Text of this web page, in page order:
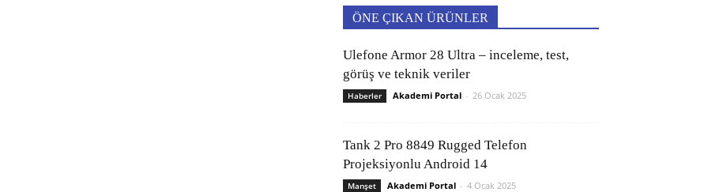
ÖNE ÇIKAN ÜRÜNLER
Ulefone Armor 28 Ultra – inceleme, test,
görüş ve teknik veriler
Haberler Akademi Portal - 26 Ocak 2025
Tank 2 Pro 8849 Rugged Telefon
Projeksiyonlu Android 14
Manşet Akademi Portal - 4 Ocak 2025